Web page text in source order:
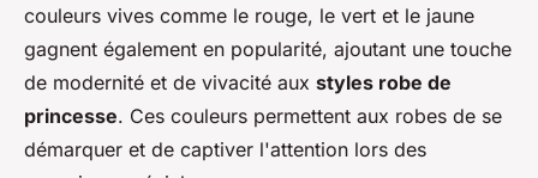
couleurs vives comme le rouge, le vert et le jaune
gagnent également en popularité, ajoutant une touche
de modernité et de vivacité aux styles robe de
princesse. Ces couleurs permettent aux robes de se
démarquer et de captiver l'attention lors des